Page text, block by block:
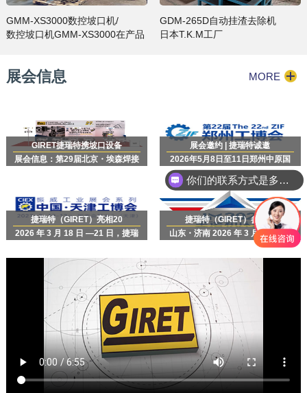
GMM-XS3000数控坡口机/
数控坡口机GMM-XS3000在产品
3000mm，采用冷切削坡口加工
GDM-265D自动挂渣去除机
日本T.K.M工厂
展会信息 MORE
GIRET捷瑞特携坡口设备
展会信息：第29届北京・埃森焊接
GIRET捷瑞特 展位号：71348…
展会邀约 | 捷瑞特诚邀
2026年5月8日至11日郑州中原国
际会展中心
捷瑞特（GIRET）亮相20
2026 年 3 月 18 日 —21 日，捷瑞
捷瑞特（GIRET）参展预
山东・济南 2026 年 3 月 18 日 —
20 日，全球领先的铣边机、坡口机
专业制造商捷瑞特（GIRET），将
重磅亮相第 29 届济南…
你们的联系方式是多少？